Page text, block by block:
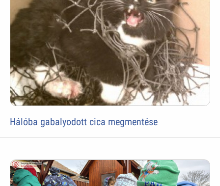
Hálóba gabalyodott cica megmentése